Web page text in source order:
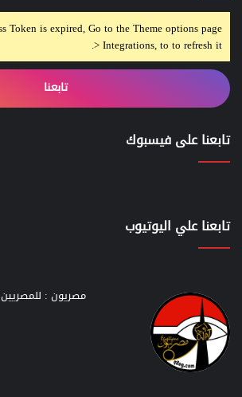
Token is expired, Go to the Theme options page
> Integrations, to to refresh it.
تابعنا
تابعنا على فيسبوك
تابعنا علي اليوتيوب
مصريون :